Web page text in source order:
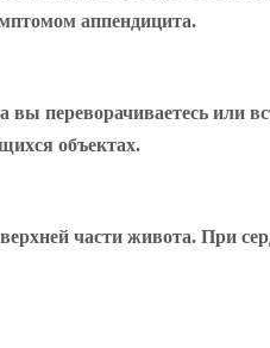
аппендицита.
переворачиваетесь или
объектах.
части живота. При